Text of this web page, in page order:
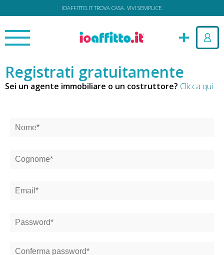
IOAFFITTO.IT TROVA CASA. VIVI SEMPLICE.
Registrati gratuitamente
Sei un agente immobiliare o un costruttore? Clicca qui